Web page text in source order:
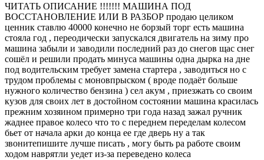
ЧИТАТЬ ОПИСАНИЕ !!!!!!! МАШИНА ПОД
ВОССТАНОВЛЕНИЕ ИЛИ В РАЗБОР продаю целиком
ценник ставлю 40000 конечно не борзый торг есть машина
стояла год , переодически запускался двигатель на зиму про
машина забыли и заводили последний раз до снегов щас снег
сошёл и решили продать минуса машины одна дырка на дне
под водительским требует замена стартера , заводиться но с
трудом проблемы с моновпрыском ( вроде подаёт больше
нужного количество бензина ) сел акум , приезжать со своим
кузов для своих лет в достойном состоянии машина красилась
прежним хозяином примерно три года назад зажал ручник
жаднее правое колесо что то с переднем переделам колесом
бьет от начала арки до конца ее где дверь ну а так
звонитепишите лучше писать , могу быть ра работе своим
ходом наврятли уедет из-за переведено колеса